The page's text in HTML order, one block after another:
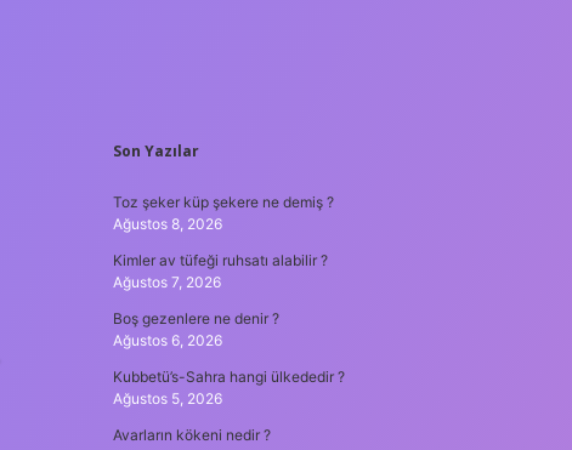
SIDEBAR
Son Yazılar
Toz şeker küp şekere ne demiş ?
Ağustos 8, 2026
Kimler av tüfeği ruhsatı alabilir ?
Ağustos 7, 2026
Boş gezenlere ne denir ?
Ağustos 6, 2026
Kubbetü’s-Sahra hangi ülkededir ?
Ağustos 5, 2026
Avarların kökeni nedir ?